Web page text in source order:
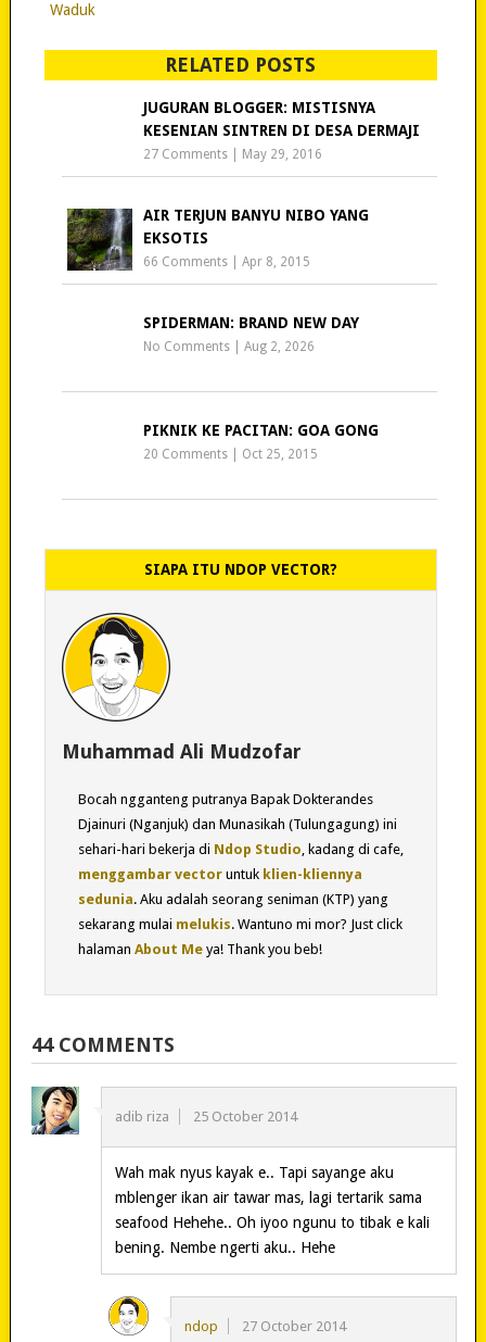
Waduk
RELATED POSTS
JUGURAN BLOGGER: MISTISNYA
KESENIAN SINTREN DI DESA DERMAJI
27 Comments May 29, 2016
AIR TERJUN BANYU NIBO YANG
EKSOTIS
66 Comments |Apr 8, 2015
SPIDERMAN: BRAND NEW DAY
No Comments |Aug 2, 2026
PIKNIK KE PACITAN: GOA GONG
20 Comments Oct 25, 2015
SIAPA ITU NDOP VECTOR?
Muhammad Ali Mudzofar
Bocah ngganteng putranya Bapak Dokterandes
Djainuri (Nganjuk) dan Munasikah (Tulungagung) ini
sehari-hari bekerja di Ndop Studio , kadang di cafe,
menggambar vectoruntuk klien-kliennya
sedunia. Aku adalah seorang seniman (KTP) yang
sekarang mulai melukis. Wantuno mi mor? Just click
halaman About Meya! Thank you beb!
44 COMMENTS
adib riza 25 October 2014
Wah mak nyus kayak e.. Tapi sayange aku
mblenger ikan air tawar mas, lagi tertarik sama
seafood Hehehe.. Oh iyoo ngunu to tibak e kali
bening. Nembe ngerti aku.. Hehe
ndop 27 October 2014